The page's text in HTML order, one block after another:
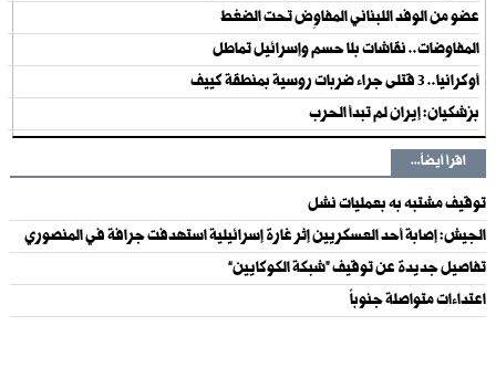
عضو من الوفد اللبناني المفاوِض تحت الضغط
المفاوضات.. نقاشات بلا حسم وإسرائيل تماطل
أوكرانيا.. 3 قتلى جراء ضربات روسية بمنطقة كييف
بزشكيان: إيران لم تبدأ الحرب
اقرأ أيضاً...
توقيف مشتبه به بعمليات نشل
الجيش: إصابة أحد العسكريين إثر غارة إسرائيلية استهدفت جرافة في المنصوري
تفاصيل جديدة عن توقيف “شبكة الكوكايين”
اعتداءات متواصلة جنوباً